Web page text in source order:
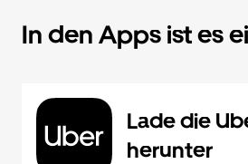
In den Apps ist es
Lade die
herunter